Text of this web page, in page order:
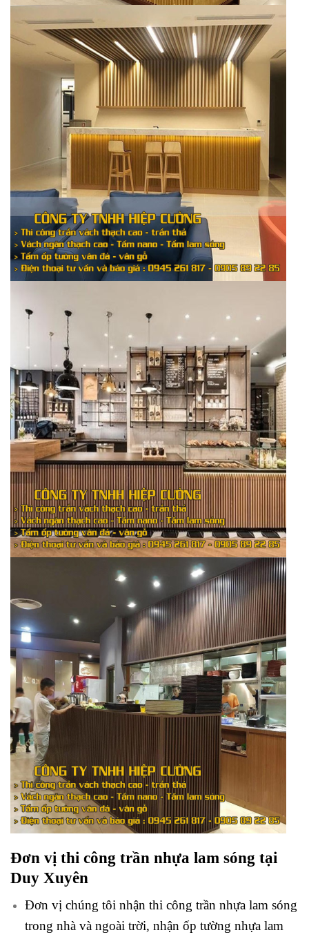
Đơn vị thi công trần nhựa lam sóng tại
Duy Xuyên
Đơn vị chúng tôi nhận thi công trần nhựa lam sóng
trong nhà và ngoài trời, nhận ốp tường nhựa lam